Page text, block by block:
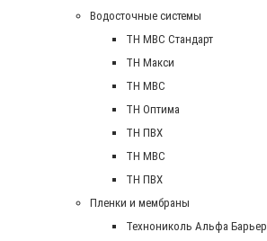
Водосточные системы
TH MBC Стандарт
TH Макси
TH МВС
TH Оптима
TH ПВХ
ТН МВС
ТН ПВХ
Пленки и мембраны
Технониколь Альфа Барьер